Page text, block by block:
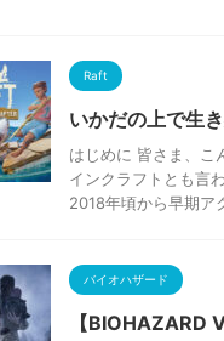
Raft
いかだの上で生
はじめに 皆さま、こ
インクラフトとも言
2018年頃から早期ア
バイオハザード
【BIOHAZARD